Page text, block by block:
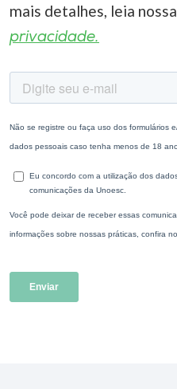
mais detalhes, leia nossa
privacidade.